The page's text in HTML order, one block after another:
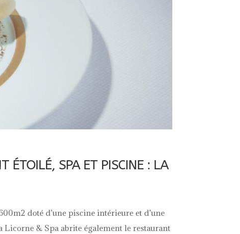
ÉTOILÉ, SPA ET PISCINE : LA
doté d’une piscine intérieure et d’une
Licorne & Spa abrite également le restaurant